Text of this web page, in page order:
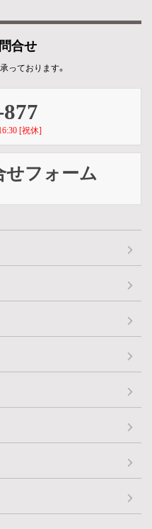
合せ
っております。
[祝休]
フォーム